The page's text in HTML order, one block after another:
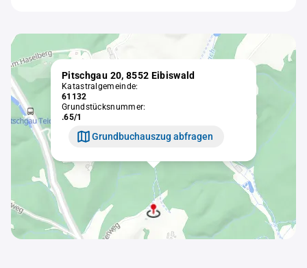
Pitschgau 20, 8552 Eibiswald
Katastralgemeinde:
61132
Grundstücksnummer:
.65/1
Grundbuchauszug abfragen